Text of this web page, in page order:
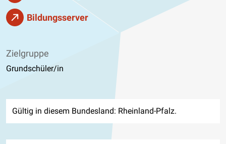
Bildungsserver
Zielgruppe
Grundschüler/in
Gültig in diesem Bundesland: Rheinland-Pfalz.